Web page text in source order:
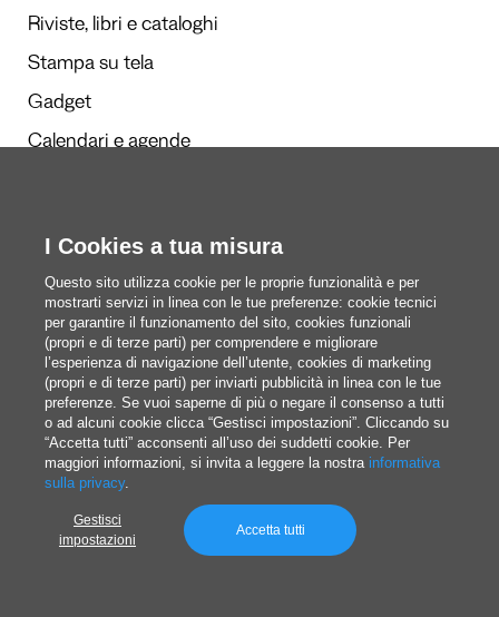
Riviste, libri e cataloghi
Stampa su tela
Gadget
Calendari e agende
Redazione
Questi siamo noi
blog@pixartprinting.com
Privacy policy
I Cookies a tua misura
Questo sito utilizza cookie per le proprie funzionalità e per
mostrarti servizi in linea con le tue preferenze: cookie tecnici
per garantire il funzionamento del sito, cookies funzionali
(propri e di terze parti) per comprendere e migliorare
l’esperienza di navigazione dell’utente, cookies di marketing
(propri e di terze parti) per inviarti pubblicità in linea con le tue
preferenze. Se vuoi saperne di più o negare il consenso a tutti
o ad alcuni cookie clicca “Gestisci impostazioni”. Cliccando su
“Accetta tutti” acconsenti all’uso dei suddetti cookie. Per
maggiori informazioni, si invita a leggere la nostra informativa
sulla privacy.
Gestisci
impostazioni
Accetta tutti